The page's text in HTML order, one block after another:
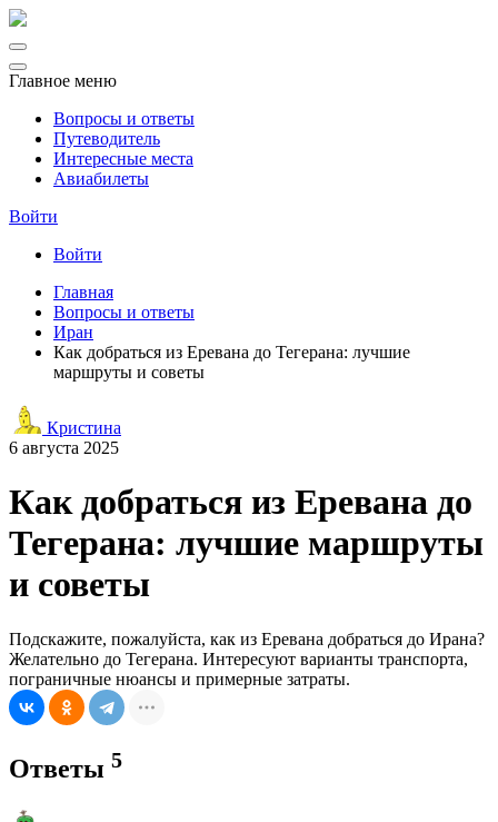
Главное меню
Вопросы и ответы
Путеводитель
Интересные места
Авиабилеты
Войти
Войти
Главная
Вопросы и ответы
Иран
Как добраться из Еревана до Тегерана: лучшие
маршруты и советы
Кристина
6 августа 2025
Как добраться из Еревана до
Тегерана: лучшие маршруты
и советы
Подскажите, пожалуйста, как из Еревана добраться до Ирана?
Желательно до Тегерана. Интересуют варианты транспорта,
пограничные нюансы и примерные затраты.
Ответы 5